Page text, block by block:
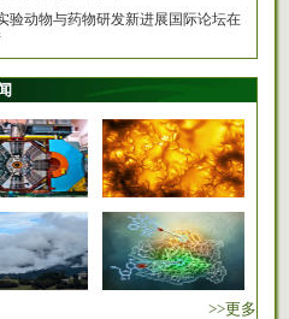
验动物与药物研发新进展国际论坛在
>>更多